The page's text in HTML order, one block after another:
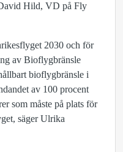
Hild, VD på Fly
2030 och för
av Bioflygbränsle
bioflygbränsle i
av 100 procent
som måste på plats för
säger Ulrika